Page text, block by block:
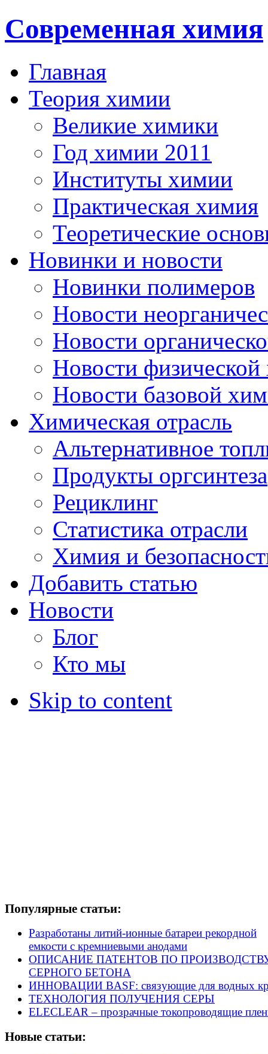
Современная химия
Главная
Теория химии
Великие химики
Год химии 2011
Институты химии
Практическая химия
Теоретические
Новинки и новости
Новинки полимеров
Новости
Новости
Новости
Новости базовой
Химическая отрасль
Альтернативное
Продукты оргсинтеза
Рециклинг
Статистика отрасли
Химия и
Добавить статью
Новости
Блог
Кто мы
Skip to content
Популярные статьи:
Разработаны литий-ионные батареи рекордной
емкости с кремниевыми анодами
ОПИСАНИЕ ПАТЕНТОВ ПО
СЕРНОГО БЕТОНА
ИННОВАЦИИ BASF: связующие для водных
ТЕХНОЛОГИЯ ПОЛУЧЕНИЯ СЕРЫ
ELECLEAR – прозрачные токопроводящие
Новые статьи: